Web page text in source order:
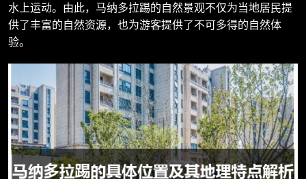
水上运动。由此，马纳多拉踢的自然景观不仅为当地居民提
供了丰富的自然资源，也为游客提供了不可多得的自然体
验。